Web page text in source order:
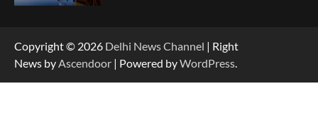
Copyright © 2026 Delhi News Channel | Right
News byAscendoor | Powered byWordPress.